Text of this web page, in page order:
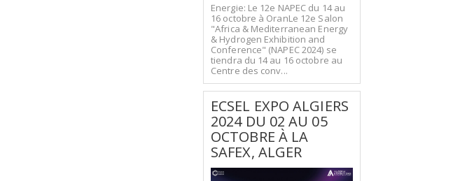
Energie: Le 12e NAPEC du 14 au
16 octobre à OranLe 12e Salon
"Africa & Mediterranean Energy
& Hydrogen Exhibition and
Conference" (NAPEC 2024) se
tiendra du 14 au 16 octobre au
Centre des conv...
ECSEL EXPO ALGIERS
2024 DU 02 AU 05
OCTOBRE À LA
SAFEX, ALGER